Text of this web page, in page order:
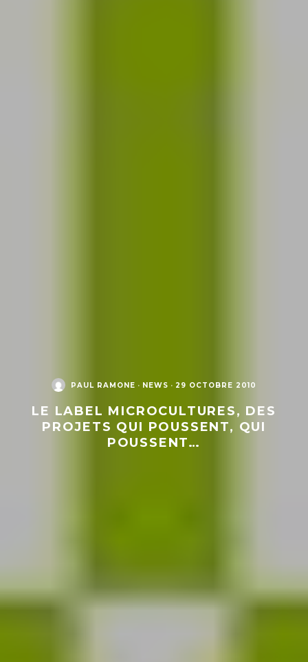
PAUL RAMONE · NEWS · 29 OCTOBRE 2010
LE LABEL MICROCULTURES, DES
PROJETS QUI POUSSENT, QUI
POUSSENT…